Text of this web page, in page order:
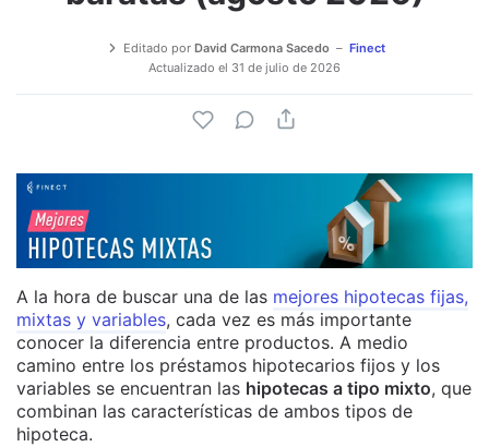
Editado por David Carmona Sacedo
Finect
Actualizado el 31 de julio de 2026
A la hora de buscar una de las mejores hipotecas fijas,
mixtas y variables, cada vez es más importante
conocer la diferencia entre productos. A medio
camino entre los préstamos hipotecarios fijos y los
variables se encuentran las hipotecas a tipo mixto, que
combinan las características de ambos tipos de
hipoteca.